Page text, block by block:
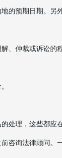
的预期日期。另
、仲裁或诉讼的
处理，这些都应
咨询法律顾问